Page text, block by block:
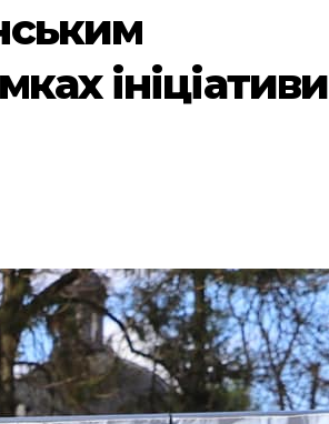
ініціативи